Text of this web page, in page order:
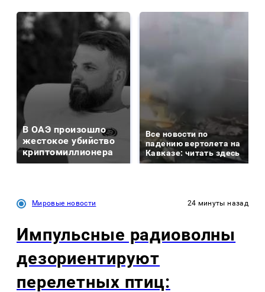
В ОАЭ произошло
жестокое убийство
криптомиллионера
Все новости по
падению вертолета на
Кавказе: читать здесь
Мировые новости 24 минуты назад
Импульсные радиоволны
дезориентируют
перелетных птиц: